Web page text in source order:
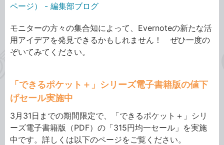
ページ） - 編集部ブログ
モニターの方々の集合知によって、Evernoteの新たな活
用アイデアを発見できるかもしれません！ ぜひ一度の
ぞいてみてください。
「できるポケット＋」シリーズ電子書籍版の値下
げセール実施中
3月31日までの期間限定で、「できるポケット＋」シリ
ーズ電子書籍版（PDF）の「315円均一セール」を実施
中です。詳しくは以下のページをご覧ください。